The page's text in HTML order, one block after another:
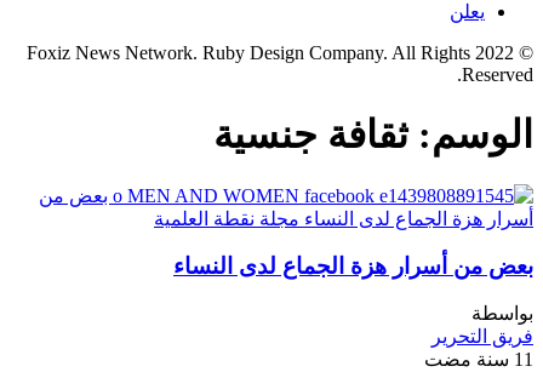
يعلن
© 2022 Foxiz News Network. Ruby Design Company. All Rights
Reserved.
الوسم:ثقافة جنسية
بعض من أسرار هزة الجماع لدى النساء
بواسطة
فريق التحرير
11 سنة مضت